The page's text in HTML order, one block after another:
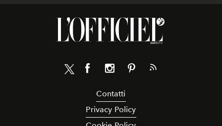
Contatti
Privacy Policy